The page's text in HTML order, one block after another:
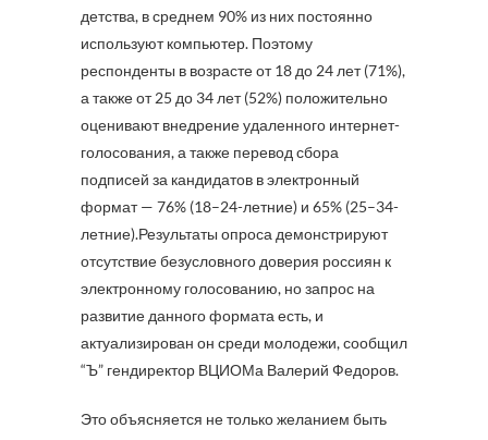
детства, в среднем 90% из них постоянно
используют компьютер. Поэтому
респонденты в возрасте от 18 до 24 лет (71%),
а также от 25 до 34 лет (52%) положительно
оценивают внедрение удаленного интернет-
голосования, а также перевод сбора
подписей за кандидатов в электронный
формат — 76% (18–24-летние) и 65% (25–34-
летние).Результаты опроса демонстрируют
отсутствие безусловного доверия россиян к
электронному голосованию, но запрос на
развитие данного формата есть, и
актуализирован он среди молодежи, сообщил
“Ъ” гендиректор ВЦИОМа Валерий Федоров.
Это объясняется не только желанием быть